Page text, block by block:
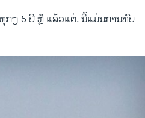
ກໆ 5 ປີ ​ຫຼື ​ແລ້ວແຕ່. ນີ້​ແມ່ນ​ການ​ທົບ​